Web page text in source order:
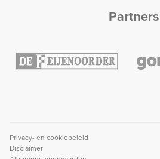
Partners
Privacy- en cookiebeleid
Disclaimer